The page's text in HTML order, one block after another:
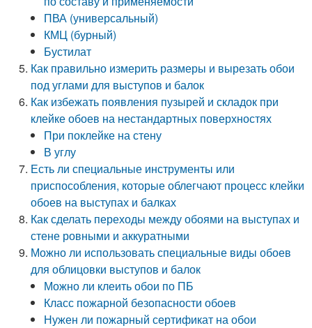
ПВА (универсальный)
КМЦ (бурный)
Бустилат
Как правильно измерить размеры и вырезать обои
под углами для выступов и балок
Как избежать появления пузырей и складок при
клейке обоев на нестандартных поверхностях
При поклейке на стену
В углу
Есть ли специальные инструменты или
приспособления, которые облегчают процесс клейки
обоев на выступах и балках
Как сделать переходы между обоями на выступах и
стене ровными и аккуратными
Можно ли использовать специальные виды обоев
для облицовки выступов и балок
Можно ли клеить обои по ПБ
Класс пожарной безопасности обоев
Нужен ли пожарный сертификат на обои